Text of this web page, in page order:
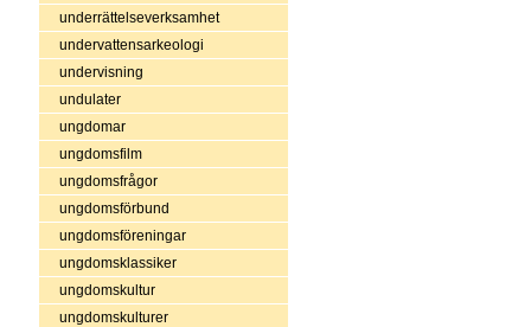
underrättelseverksamhet
undervattensarkeologi
undervisning
undulater
ungdomar
ungdomsfilm
ungdomsfrågor
ungdomsförbund
ungdomsföreningar
ungdomsklassiker
ungdomskultur
ungdomskulturer